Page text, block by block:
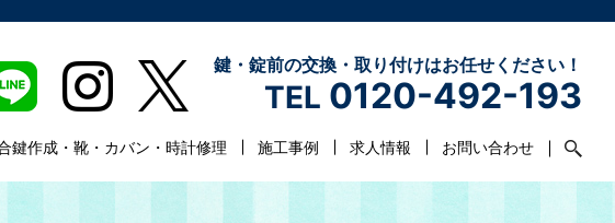
鍵・錠前の交換・取り付けはお任せください！
TEL 0120-492-193
鍵作成・靴・カバン・時計修理 施工事例 求人情報 お問い合わせ